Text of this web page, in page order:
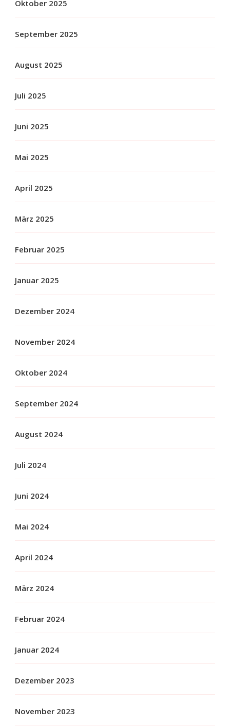
Oktober 2025
September 2025
August 2025
Juli 2025
Juni 2025
Mai 2025
April 2025
März 2025
Februar 2025
Januar 2025
Dezember 2024
November 2024
Oktober 2024
September 2024
August 2024
Juli 2024
Juni 2024
Mai 2024
April 2024
März 2024
Februar 2024
Januar 2024
Dezember 2023
November 2023